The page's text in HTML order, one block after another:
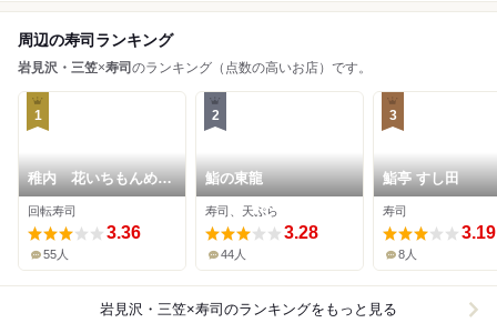
周辺の寿司ランキング
岩見沢・三笠×寿司 のランキング（点数の高いお店）です。
1
稚内 花いちもんめ
岩見沢店
回転寿司
3.36
55人
2
鮨の東龍
寿司、天ぷら
3.28
44人
3
鮨亭 すし田
寿司
3.19
8人
岩見沢・三笠×寿司 のランキングをもっと見る